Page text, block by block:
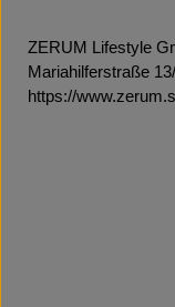
ZERUM Lifestyle
Mariahilferstraße
https://